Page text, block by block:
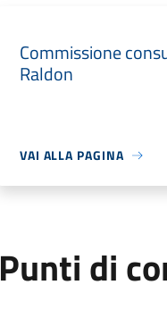
Commissione
Raldon
VAI ALLA PAGINA
Punti di